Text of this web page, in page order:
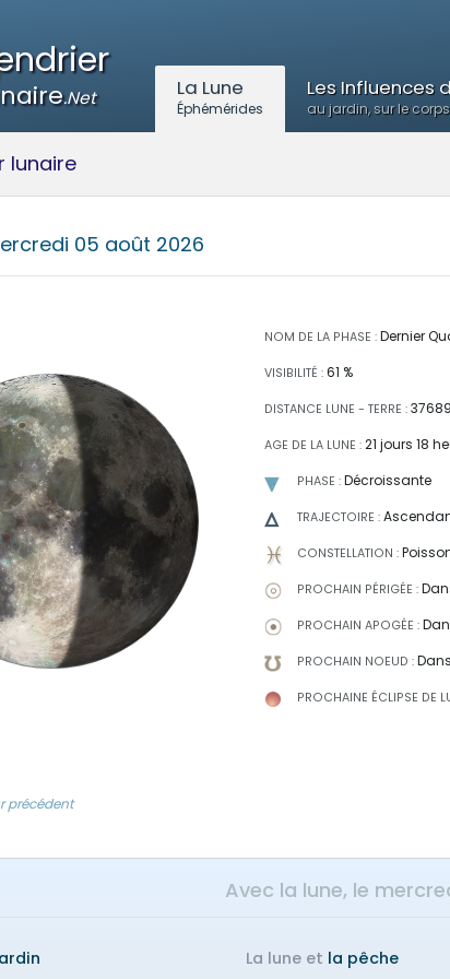
.Net La Lune
Éphémérides
Les Influences
au jardin, sur le
lunaire
05 août 2026
NOM DE LA PHASE : Dernier
VISIBILITÉ : 61 %
DISTANCE LUNE - TERRE :
AGE DE LA LUNE : 21 jours 18
PHASE : Décroissante
TRAJECTOIRE :
CONSTELLATION :
PROCHAIN PÉRIGÉE :
PROCHAIN APOGÉE :
PROCHAIN NOEUD :
PROCHAINE ÉCLIPSE DE
précédent
Avec la lune, le
La lune et la pêche